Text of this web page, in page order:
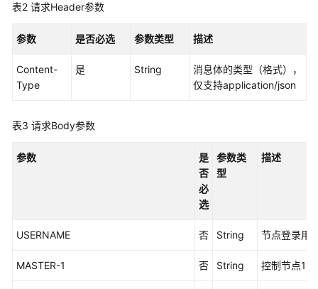
佳
践
参
读
API
表2 请求Header参数
参数 是否必选 参数类型 描述
Content-
Type
是 String
消息体的类型（格式），
仅支持application/json
表3 请求Body参数
参数
是
否
必
选
参数类
型
描述
USERNAME 否 String 节点登录用
MASTER-1 否 String 控制节点1